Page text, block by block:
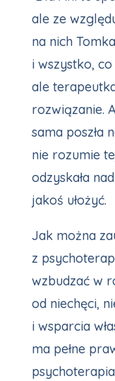
ale ze
na nich
i wszystko,
ale
rozwiązanie.
sama poszła
nie rozumie
odzyskała
jakoś ułożyć.
Jak można
z
wzbudzać w
od niechęci,
i wsparcia
ma pełne